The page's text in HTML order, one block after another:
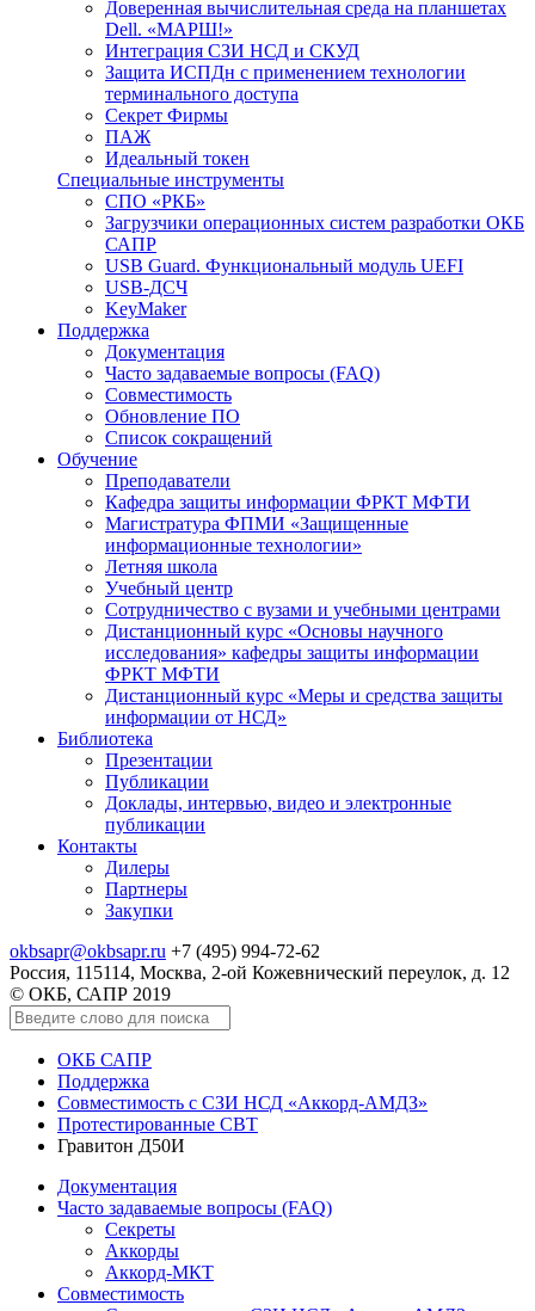
Доверенная вычислительная среда на планшетах
Dell. «МАРШ!»
Интеграция СЗИ НСД и СКУД
Защита ИСПДн с применением технологии
терминального доступа
Секрет Фирмы
ПАЖ
Идеальный токен
Специальные инструменты
СПО «РКБ»
Загрузчики операционных систем разработки ОКБ
САПР
USB Guard. Функциональный модуль UEFI
USB-ДСЧ
KeyMaker
Поддержка
Документация
Часто задаваемые вопросы (FAQ)
Совместимость
Обновление ПО
Список сокращений
Обучение
Преподаватели
Кафедра защиты информации ФРКТ МФТИ
Магистратура ФПМИ «Защищенные
информационные технологии»
Летняя школа
Учебный центр
Сотрудничество с вузами и учебными центрами
Дистанционный курс «Основы научного
исследования» кафедры защиты информации
ФРКТ МФТИ
Дистанционный курс «Меры и средства защиты
информации от НСД»
Библиотека
Презентации
Публикации
Доклады, интервью, видео и электронные
публикации
Контакты
Дилеры
Партнеры
Закупки
okbsapr@okbsapr.ru +7 (495) 994-72-62
Россия, 115114, Москва, 2-ой Кожевнический переулок, д. 12
© ОКБ, САПР 2019
ОКБ САПР
Поддержка
Совместимость с СЗИ НСД «Аккорд-АМДЗ»
Протестированные СВТ
Гравитон Д50И
Документация
Часто задаваемые вопросы (FAQ)
Секреты
Аккорды
Аккорд-МКТ
Совместимость